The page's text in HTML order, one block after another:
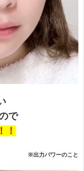
で
！
※出力パワーのこと